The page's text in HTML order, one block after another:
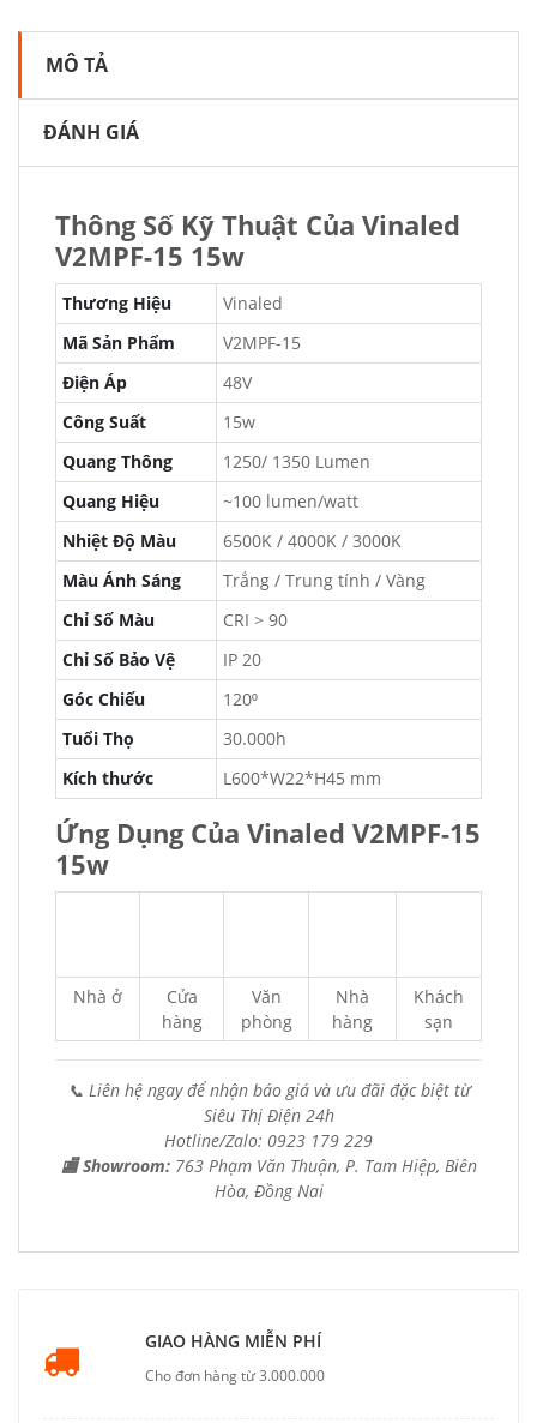
MÔ TẢ
ĐÁNH GIÁ
Thông Số Kỹ Thuật Của Vinaled
V2MPF-15 15w
Thương Hiệu
Vinaled
Mã Sản Phẩm
V2MPF-15
Điện Áp
48V
Công Suất
15w
Quang Thông
1250/ 1350 Lumen
Quang Hiệu
~100 lumen/watt
Nhiệt Độ Màu
6500K / 4000K / 3000K
Màu Ánh Sáng
Trắng / Trung tính / Vàng
Chỉ Số Màu
CRI > 90
Chỉ Số Bảo Vệ
IP 20
Góc Chiếu
120⁰
Tuổi Thọ
30.000h
Kích thước
L600*W22*H45 mm
Ứng Dụng Của Vinaled V2MPF-15
15w
Nhà ở
Cửa
hàng
Văn
phòng
Nhà
hàng
Khách
sạn
📞 Liên hệ ngay để nhận báo giá và ưu đãi đặc biệt từ
Siêu Thị Điện 24h
Hotline/Zalo: 0923 179 229
🏬 Showroom: 763 Phạm Văn Thuận, P. Tam Hiệp, Biên
Hòa, Đồng Nai
GIAO HÀNG MIỄN PHÍ
Cho đơn hàng từ 3.000.000